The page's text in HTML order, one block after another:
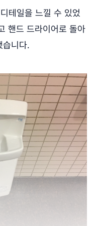
테일을 느낄 수 있었
핸드 드라이어로 돌아
습니다.